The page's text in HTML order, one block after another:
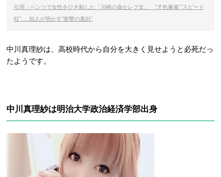
引用：ベンツで女性をひき殺した「川崎の偽セレブ女」 “才色兼備”“スピード
狂”……知人が明かす“衝撃の素顔”
中川真理紗は、高校時代から自分を大きく見せようと必死だっ
たようです。
中川真理紗は明治大学政治経済学部出身